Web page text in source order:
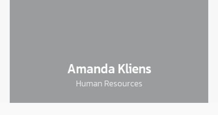
Amanda Kliens
Human Resources